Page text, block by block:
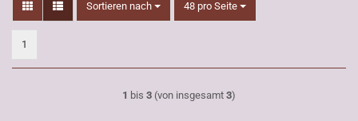
Sortieren nach
Sortieren nach 48 pro Seite
pro Seite
1
1 bis 3 (von insgesamt 3)